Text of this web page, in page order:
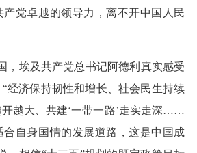
党卓越的领导力，离不开中国人民
，埃及共产党总书记阿德利真实感受
经济保持韧性和增长、社会民生持续
越大、共建‘一带一路’走实走深……
合自身国情的发展道路，这是中国成